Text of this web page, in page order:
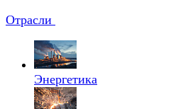
Отрасли
Энергетика